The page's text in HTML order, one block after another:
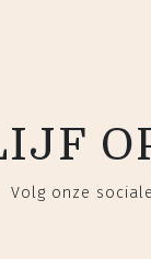
Volg onze